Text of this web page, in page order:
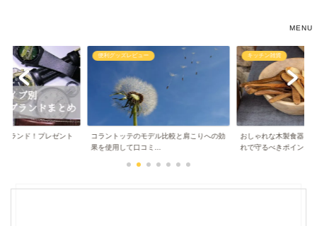
デル比較と肩こりへの効
キッチン雑貨
おしゃれな木製食器を長持ちさせるお手入
れで守るべきポイン...
プレゼント選び
北欧風の木製雑貨専
がおしゃれで使...